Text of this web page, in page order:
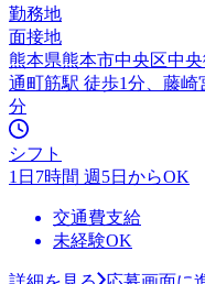
勤務地
面接地
熊本県熊本市中央区中央
通町筋駅 徒歩1分、藤
分
シフト
1日7時間 週5日からOK
交通費支給
未経験OK